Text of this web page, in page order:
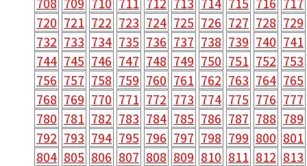
720 721 722 723 724 725 726 727 728 729
732 733 734 735 736 737 738 739 740 741
744 745 746 747 748 749 750 751 752 753
756 757 758 759 760 761 762 763 764 765
768 769 770 771 772 773 774 775 776 777
780 781 782 783 784 785 786 787 788 789
792 793 794 795 796 797 798 799 800 801
804 805 806 807 808 809 810 811 812 813